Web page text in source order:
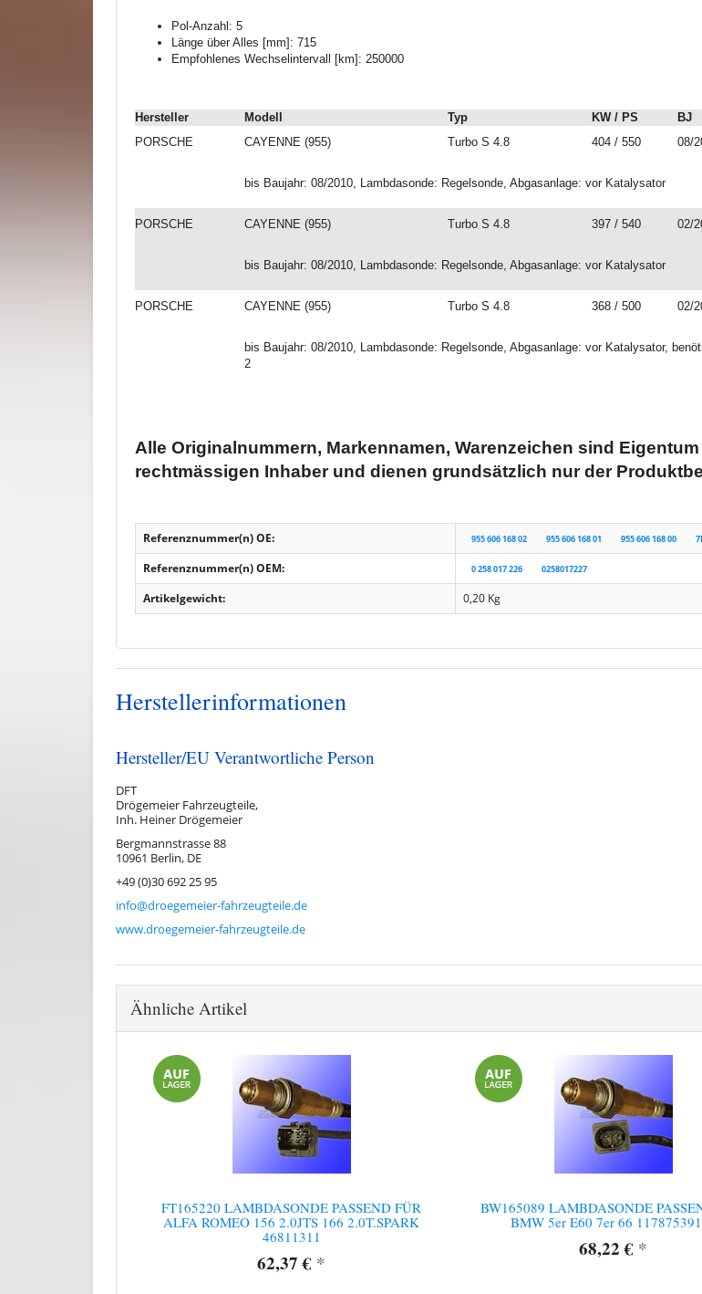
Pol-Anzahl: 5
Länge über Alles [mm]: 715
Empfohlenes Wechselintervall [km]: 250000
Hersteller Modell Typ KW / PS BJ
PORSCHE
CAYENNE (955) Turbo S 4.8 404 / 550 08/
bis Baujahr: 08/2010, Lambdasonde: Regelsonde, Abgasanlage: vor Katalysator
PORSCHE CAYENNE (955) Turbo S 4.8 397 / 540 02/
bis Baujahr: 08/2010, Lambdasonde: Regelsonde, Abgasanlage: vor Katalysator
PORSCHE CAYENNE (955) Turbo S 4.8 368 / 500 02/
bis Baujahr: 08/2010, Lambdasonde: Regelsonde, Abgasanlage: vor Katalysator,
2
Alle Originalnummern, Markennamen, Warenzeichen sind
rechtmässigen Inhaber und dienen grundsätzlich nur der
Referenznummer(n) OE: 955 606 168 02 955 606 168 01 955 606 168 00
Referenznummer(n) OEM: 0 258 017 226 0258017227
Artikelgewicht: 0,20 Kg
Herstellerinformationen
Hersteller/EU Verantwortliche Person
DFT
Drögemeier Fahrzeugteile,
Inh. Heiner Drögemeier
Bergmannstrasse 88
10961 Berlin, DE
+49 (0)30 692 25 95
info@droegemeier-fahrzeugteile.de
www.droegemeier-fahrzeugteile.de
Ähnliche Artikel
FT165220 LAMBDASONDE PASSEND FÜR
ALFA ROMEO 156 2.0JTS 166 2.0T.SPARK
46811311
62,37 € *
BW165089 LAMBDASONDE
BMW 5er E60 7er 66
68,22 € *